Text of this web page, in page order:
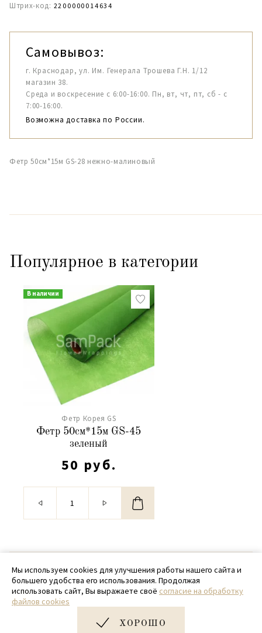
Штрих-код: 2200000014634
Самовывоз:
г. Краснодар, ул. Им. Генерала Трошева Г.Н. 1/12
магазин 38.
Среда и воскресение с 6:00-16:00. Пн, вт, чт, пт, сб - с
7:00-16:00.
Возможна доставка по России.
Фетр 50см*15м GS-28 нежно-малиновый
Популярное в категории
В наличии
Фетр Корея GS
Фетр 50см*15м GS-45
зеленый
50 руб.
© 2020 - 2026 SamPack
+ 7 (918) 699-97-87
zakaz@sampack.store
Дизайн и разработка сайта
Мы используем cookies для улучшения работы нашего сайта и
большего удобства его использования. Продолжая
использовать сайт, Вы выражаете своё согласие на обработку
файлов cookies
ХОРОШО